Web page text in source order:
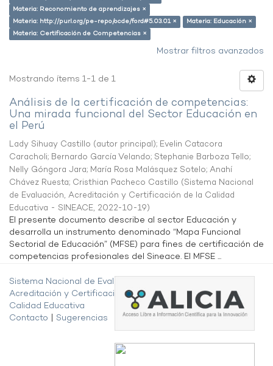
Materia: Reconomiento de aprendizajes ×
Materia: http://purl.org/pe-repo/ocde/ford#5.03.01 ×
Materia: Educación ×
Materia: Certificación de Competencias ×
Mostrar filtros avanzados
Mostrando ítems 1-1 de 1
Análisis de la certificación de competencias:
Una mirada funcional del Sector Educación en
el Perú
Lady Sihuay Castillo (autor principal); Evelin Catacora
Caracholi; Bernardo García Velando; Stephanie Barboza Tello;
Nelly Góngora Jara; María Rosa Malásquez Sotelo; Anahí
Chávez Ruesta; Cristhian Pacheco Castillo (Sistema Nacional
de Evaluación, Acreditación y Certificación de la Calidad
Educativa - SINEACE, 2022-10-19)
El presente documento describe al sector Educación y
desarrolla un instrumento denominado “Mapa Funcional
Sectorial de Educación” (MFSE) para fines de certificación de
competencias profesionales del Sineace. El MFSE ...
Sistema Nacional de Evaluación,
Acreditación y Certificación de la
Calidad Educativa
Contacto
Sugerencias